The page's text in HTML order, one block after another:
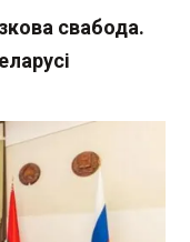
свабода.